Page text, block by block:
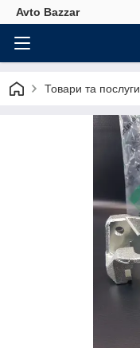
Avto Bazzar
Товари та послуги